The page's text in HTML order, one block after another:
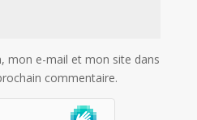
mon e-mail et mon site dans
commentaire.